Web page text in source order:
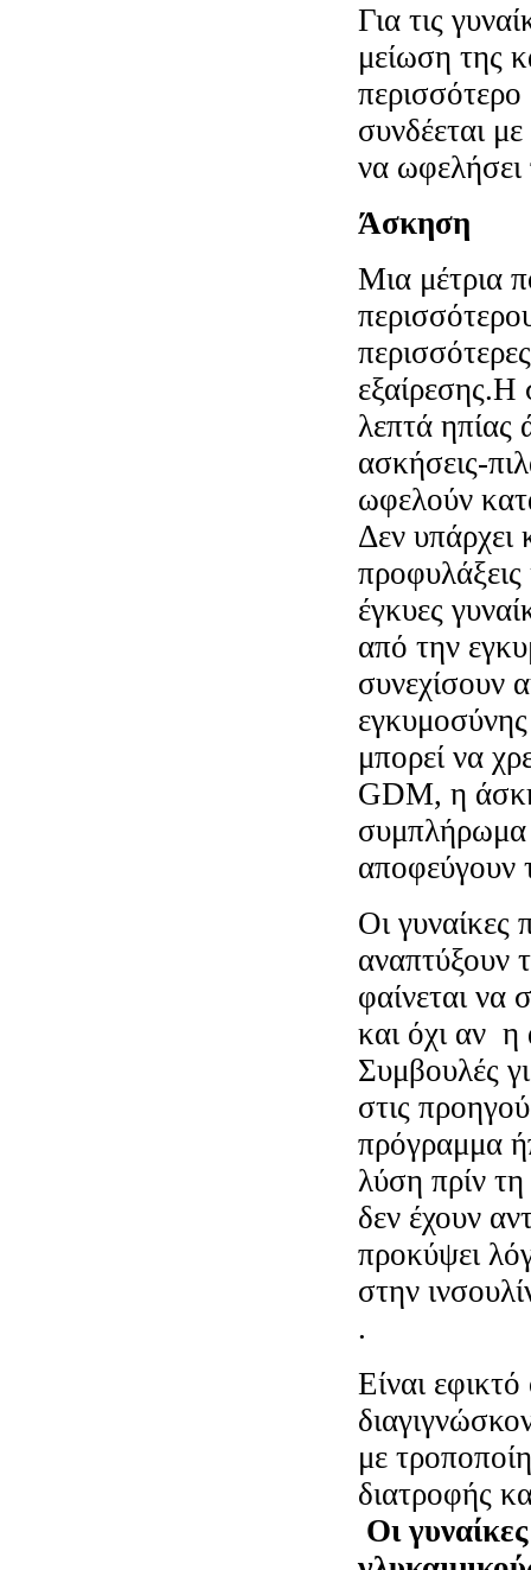
Για τις
μείωση της
συνδέεται
να ωφελήσει
Άσκηση
Μια μέτρια
λεπτά ηπίας
ασκήσεις-
ωφελούν
Δεν υπάρχει
προφυλάξεις
έγκυες
από την
συνεχίσουν
μπορεί να
GDM, η
συμπλήρωμα
αποφεύγουν
Οι γυναίκες
αναπτύξουν
φαίνεται να
και όχι αν
Συμβουλές
στις
πρόγραμμα
λύση πρίν
δεν έχουν
προκύψει
στην
.
Είναι
με
διατροφής
Οι